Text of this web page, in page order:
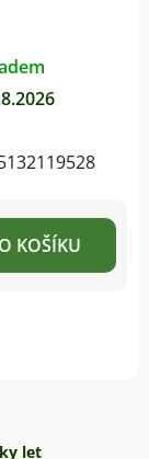
KOŠÍKU
let